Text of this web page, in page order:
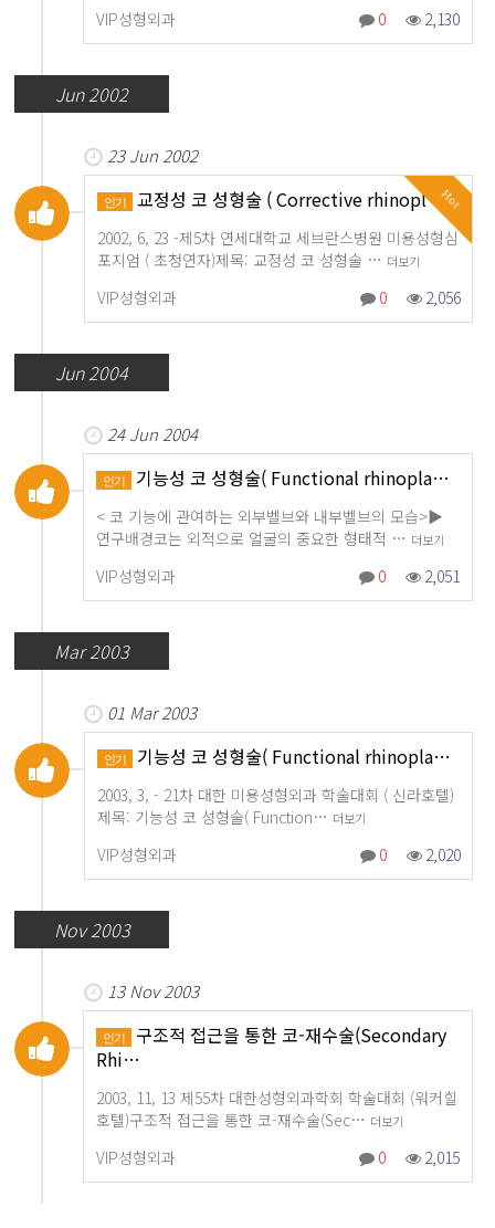
VIP성형외과 0 2,130
Jun 2002
23 Jun 2002
Hot
인기 교정성 코 성형술 ( Corrective rhinopl…
2002, 6, 23 -제5차 연세대학교 세브란스병원 미용성형심
포지엄 ( 초청연자)제목: 교정성 코 성형술 … 더보기
VIP성형외과 0 2,056
Jun 2004
24 Jun 2004
인기 기능성 코 성형술( Functional rhinopla…
< 코 기능에 관여하는 외부벨브와 내부벨브의 모습>▶
연구배경코는 외적으로 얼굴의 중요한 형태적 … 더보기
VIP성형외과 0 2,051
Mar 2003
01 Mar 2003
인기 기능성 코 성형술( Functional rhinopla…
2003, 3, - 21차 대한 미용성형외과 학술대회 ( 신라호텔)
제목: 기능성 코 성형술( Function… 더보기
VIP성형외과 0 2,020
Nov 2003
13 Nov 2003
인기
구조적 접근을 통한 코-재수술(Secondary
Rhi…
2003, 11, 13 제55차 대한성형외과학회 학술대회 (워커힐
호텔)구조적 접근을 통한 코-재수술(Sec… 더보기
VIP성형외과 0 2,015